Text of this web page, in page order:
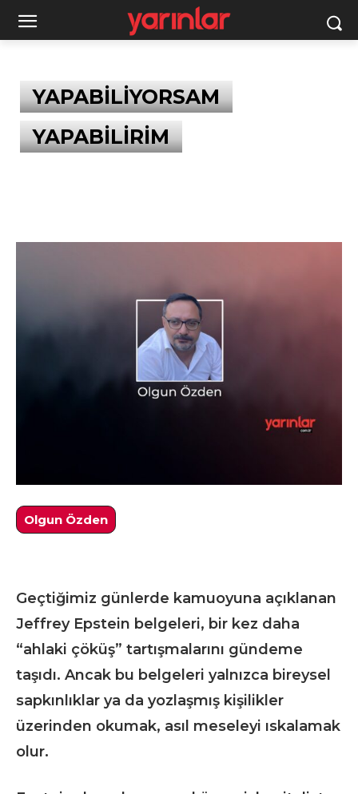
YAPABİLİYORSAM
YAPABİLİRİM
Olgun Özden
Geçtiğimiz günlerde kamuoyuna açıklanan
Jeffrey Epstein belgeleri, bir kez daha
“ahlaki çöküş” tartışmalarını gündeme
taşıdı. Ancak bu belgeleri yalnızca bireysel
sapkınlıklar ya da yozlaşmış kişilikler
üzerinden okumak, asıl meseleyi ıskalamak
olur.